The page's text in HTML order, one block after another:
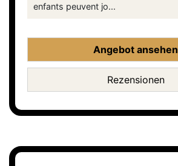
enfants peuvent jo...
Angebot ansehen
Rezensionen